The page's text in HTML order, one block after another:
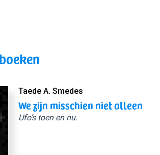
Taede A. Smedes
We zijn misschien niet alleen
Ufo’s toen en nu.